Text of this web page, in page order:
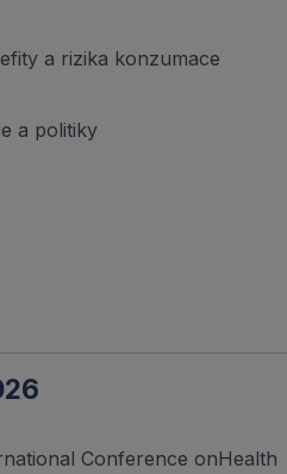
a rizika konzumace
a politiky
Conference onHealth